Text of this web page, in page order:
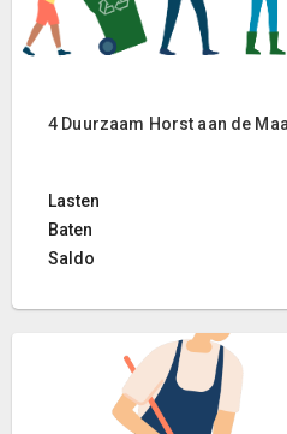
4 Duurzaam Horst aan de
Lasten
Baten
Saldo